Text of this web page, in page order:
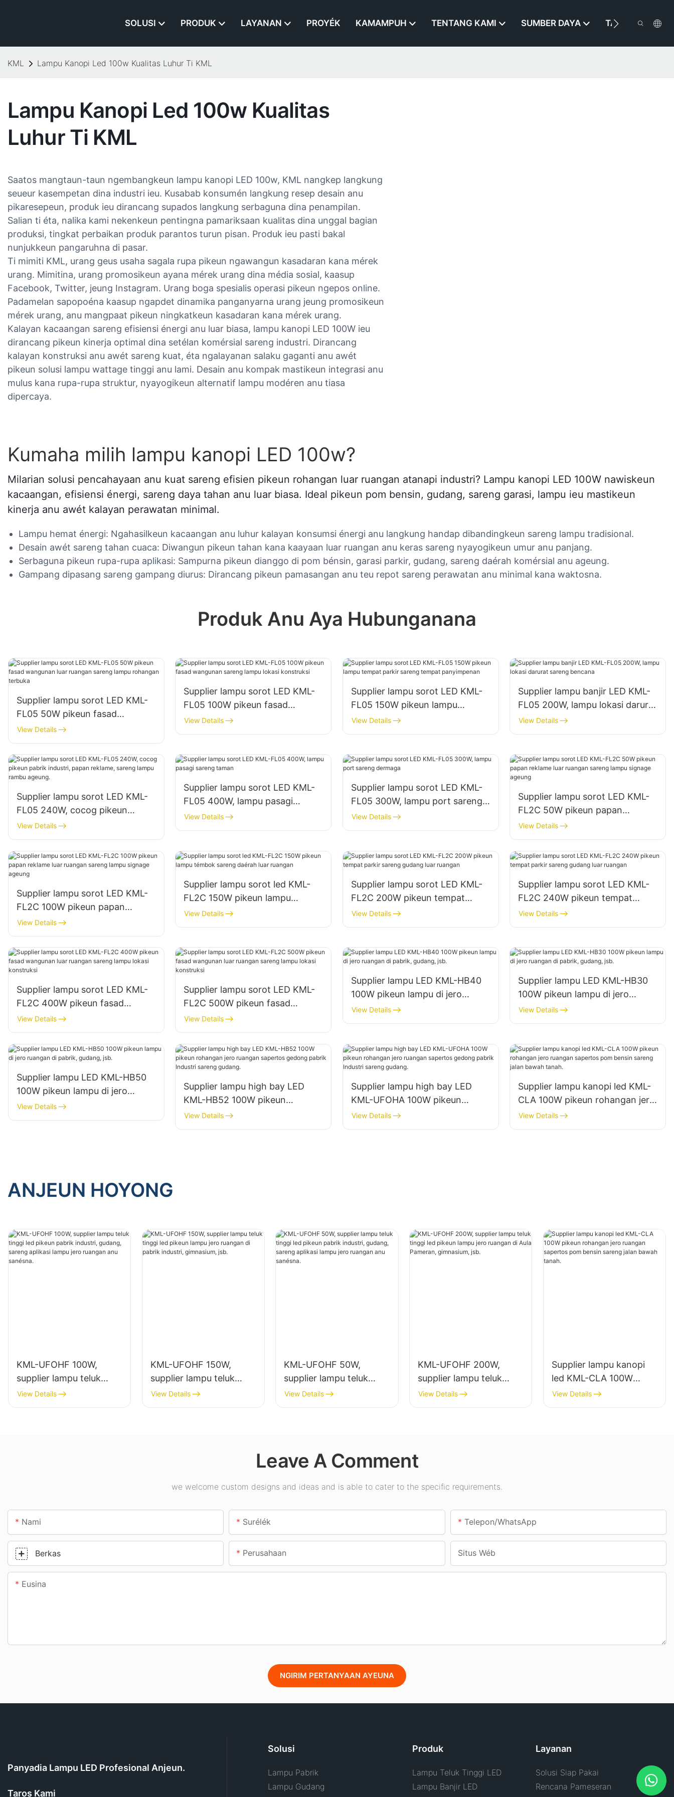
SOLUSI PRODUK LAYANAN PROYÉK KAMAMPUH TENTANG KAMI SUMBER DAYA TAROS KAMI
KML Lampu Kanopi Led 100w Kualitas Luhur​ Ti KML
Lampu Kanopi Led 100w Kualitas
Luhur​ Ti KML
Saatos mangtaun-taun ngembangkeun lampu kanopi LED 100w, KML nangkep langkung
seueur kasempetan dina industri ieu. Kusabab konsumén langkung resep desain anu
pikaresepeun, produk ieu dirancang supados langkung serbaguna dina penampilan.
Salian ti éta, nalika kami nekenkeun pentingna pamariksaan kualitas dina unggal bagian
produksi, tingkat perbaikan produk parantos turun pisan. Produk ieu pasti bakal
nunjukkeun pangaruhna di pasar.
Ti mimiti KML, urang geus usaha sagala rupa pikeun ngawangun kasadaran kana mérek
urang. Mimitina, urang promosikeun ayana mérek urang dina média sosial, kaasup
Facebook, Twitter, jeung Instagram. Urang boga spesialis operasi pikeun ngepos online.
Padamelan sapopoéna kaasup ngapdet dinamika panganyarna urang jeung promosikeun
mérek urang, anu mangpaat pikeun ningkatkeun kasadaran kana mérek urang.
Kalayan kacaangan sareng efisiensi énergi anu luar biasa, lampu kanopi LED 100W ieu
dirancang pikeun kinerja optimal dina setélan komérsial sareng industri. Dirancang
kalayan konstruksi anu awét sareng kuat, éta ngalayanan salaku gaganti anu awét
pikeun solusi lampu wattage tinggi anu lami. Desain anu kompak mastikeun integrasi anu
mulus kana rupa-rupa struktur, nyayogikeun alternatif lampu modéren anu tiasa
dipercaya.
Kumaha milih lampu kanopi LED 100w?
Milarian solusi pencahayaan anu kuat sareng efisien pikeun rohangan luar ruangan atanapi industri? Lampu kanopi LED 100W nawiskeun
kacaangan, efisiensi énergi, sareng daya tahan anu luar biasa. Ideal pikeun pom bensin, gudang, sareng garasi, lampu ieu mastikeun
kinerja anu awét kalayan perawatan minimal.
Lampu hemat énergi: Ngahasilkeun kacaangan anu luhur kalayan konsumsi énergi anu langkung handap dibandingkeun sareng lampu tradisional.
Desain awét sareng tahan cuaca: Diwangun pikeun tahan kana kaayaan luar ruangan anu keras sareng nyayogikeun umur anu panjang.
Serbaguna pikeun rupa-rupa aplikasi: Sampurna pikeun dianggo di pom bénsin, garasi parkir, gudang, sareng daérah komérsial anu ageung.
Gampang dipasang sareng gampang diurus: Dirancang pikeun pamasangan anu teu repot sareng perawatan anu minimal kana waktosna.
Produk Anu Aya Hubunganana
Supplier lampu sorot LED KML-
FL05 50W pikeun fasad
wangunan luar ruangan sareng
lampu rohangan terbuka
View Details
Supplier lampu sorot LED KML-
FL05 100W pikeun fasad
wangunan sareng lampu lokasi
konstruksi
View Details
Supplier lampu sorot LED KML-
FL05 150W pikeun lampu
tempat parkir sareng tempat
panyimpenan
View Details
Supplier lampu banjir LED KML-
FL05 200W, lampu lokasi darurat
sareng bencana
View Details
Supplier lampu sorot LED KML-
FL05 240W, cocog pikeun
pabrik industri, papan reklame,
sareng lampu rambu ageung.
View Details
Supplier lampu sorot LED KML-
FL05 400W, lampu pasagi
sareng taman
View Details
Supplier lampu sorot LED KML-
FL05 300W, lampu port sareng
dermaga
View Details
Supplier lampu sorot LED KML-
FL2C 50W pikeun papan
reklame luar ruangan sareng
lampu signage ageung
View Details
Supplier lampu sorot LED KML-
FL2C 100W pikeun papan
reklame luar ruangan sareng
lampu signage ageung
View Details
Supplier lampu sorot led KML-
FL2C 150W pikeun lampu
témbok sareng daérah luar
ruangan
View Details
Supplier lampu sorot LED KML-
FL2C 200W pikeun tempat
parkir sareng gudang luar
ruangan
View Details
Supplier lampu sorot LED KML-
FL2C 240W pikeun tempat
parkir sareng gudang luar
ruangan
View Details
Supplier lampu sorot LED KML-
FL2C 400W pikeun fasad
wangunan luar ruangan sareng
lampu lokasi konstruksi
View Details
Supplier lampu sorot LED KML-
FL2C 500W pikeun fasad
wangunan luar ruangan sareng
lampu lokasi konstruksi
View Details
Supplier lampu LED KML-HB40
100W pikeun lampu di jero
ruangan di pabrik, gudang, jsb.
View Details
Supplier lampu LED KML-HB30
100W pikeun lampu di jero
ruangan di pabrik, gudang, jsb.
View Details
Supplier lampu LED KML-HB50
100W pikeun lampu di jero
ruangan di pabrik, gudang, jsb.
View Details
Supplier lampu high bay LED
KML-HB52 100W pikeun
rohangan jero ruangan sapertos
gedong pabrik Industri sareng
View Details
Supplier lampu high bay LED
KML-UFOHA 100W pikeun
rohangan jero ruangan sapertos
gedong pabrik Industri sareng
View Details
Supplier lampu kanopi led KML-
CLA 100W pikeun rohangan jero
ruangan sapertos pom bensin
sareng jalan bawah tanah.
View Details
ANJEUN HOYONG
KML-UFOHF 100W,
supplier lampu teluk
tinggi led pikeun pabrik
industri, gudang, sareng
View Details
KML-UFOHF 150W,
supplier lampu teluk
tinggi led pikeun lampu
jero ruangan di pabrik
View Details
KML-UFOHF 50W,
supplier lampu teluk
tinggi led pikeun pabrik
industri, gudang, sareng
View Details
KML-UFOHF 200W,
supplier lampu teluk
tinggi led pikeun lampu
jero ruangan di Aula
View Details
Supplier lampu kanopi
led KML-CLA 100W
pikeun rohangan jero
ruangan sapertos pom
View Details
Leave A Comment
we welcome custom designs and ideas and is able to cater to the specific requirements.
Nami Surélék Telepon/whatsApp
Berkas Perusahaan Situs Wéb
Eusina
NGIRIM PERTANYAAN AYEUNA
Panyadia Lampu LED Profesional Anjeun.
Taros Kami
Solusi
Lampu Pabrik
Lampu Gudang
Produk
Lampu Teluk Tinggi LED
Lampu Banjir LED
Layanan
Solusi Siap Pakai
Rencana Pameseran